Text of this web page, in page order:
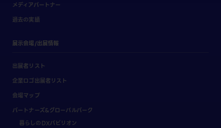
メディアパートナー
過去の実績
展示会場/出展情報
出展者リスト
企業ロゴ出展者リスト
会場マップ
パートナーズ&グローバルパーク
暮らしのDXパビリオン